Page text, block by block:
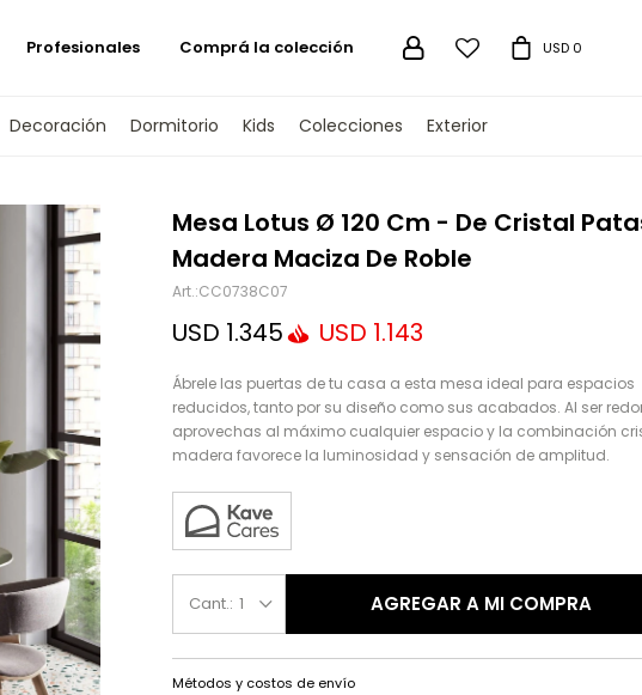
Decoración Dormitorio Kids Colecciones Exterior
 USD 0
Profesionales Comprá la colección
Mesa Lotus Ø 120 Cm - De Cristal
Madera Maciza De Roble
CC0738C07
USD 1.345 USD 1.143
Ábrele las puertas de tu casa a esta mesa ideal para espacios
reducidos, tanto por su diseño como sus acabados. Al ser
aprovechas al máximo cualquier espacio y la combinación
madera favorece la luminosidad y sensación de amplitud.
1 AGREGAR A MI COMPRA
Métodos y costos de envío